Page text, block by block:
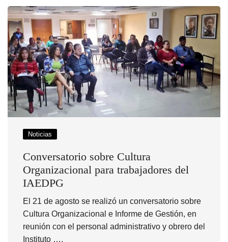
Noticias
Conversatorio sobre Cultura
Organizacional para trabajadores del
IAEDPG
El 21 de agosto se realizó un conversatorio sobre
Cultura Organizacional e Informe de Gestión, en
reunión con el personal administrativo y obrero del
Instituto ….